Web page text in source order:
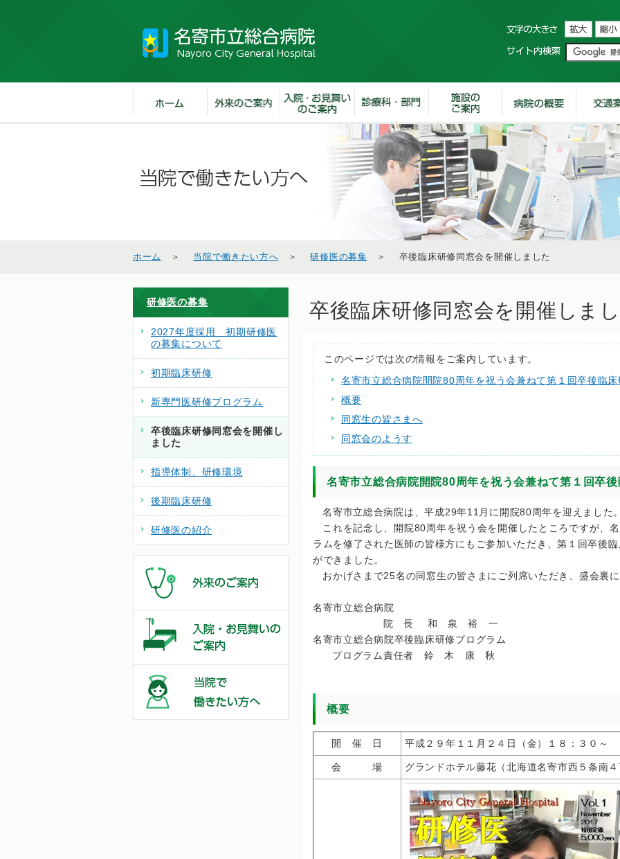
ホーム ＞ 当院で働きたい方へ ＞研修医の募集 ＞ 卒後臨床研修同窓会を開催しました
卒後臨床研修同窓会を開催しま
このページでは次の情報をご案内しています。
名寄市立総合病院開院80周年を祝う会兼ねて第１回卒後臨
概要
同窓生の皆さまへ
同窓会のようす
名寄市立総合病院開院80周年を祝う会兼ねて第１回卒
名寄市立総合病院は、平成29年11月に開院80周年を迎えました
これを記念し、開院80周年を祝う会を開催したところですが、
ラムを修了された医師の皆様方にもご参加いただき、第１回卒後
ができました。
おかげさまで25名の同窓生の皆さまにご列席いただき、盛会裏
名寄市立総合病院
院 長 和 泉 裕 一
名寄市立総合病院卒後臨床研修プログラム
プログラム責任者 鈴 木 康 秋
概要
開 催 日 平成２９年１１月２４日（金）１８：３０～
会 場 グランドホテル藤花（北海道名寄市西５条南
研修医の募集
2027年度採用 初期研修医
の募集について
初期臨床研修
新専門医研修プログラム
卒後臨床研修同窓会を開催し
ました
指導体制、研修環境
後期臨床研修
研修医の紹介